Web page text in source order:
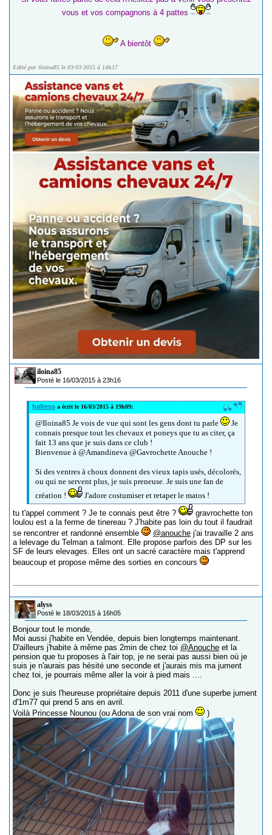
vous et vos compagnons à 4 pattes
A bientôt
Edité par iloina85 le 03-03-2015 à 14h17
iloina85
Posté le 16/03/2015 à 23h16
haltess a écrit le 16/03/2015 à 19h09:
@Iloina85 Je vois de vue qui sont les gens dont tu parle
Je
connais presque tout les chevaux et poneys que tu as citer, ça
fait 13 ans que je suis dans ce club !
Bienvenue à @Amandineva @Gavrochette Anouche !
Si des ventres à choux donnent des vieux tapis usés, décolorés,
ou qui ne servent plus, je suis preneuse. Je suis une fan de
création !
J'adore costumiser et retaper le matos !
tu t'appel comment ? Je te connais peut être ?
gravrochette ton
loulou est a la ferme de tinereau ? J'habite pas loin du tout il faudrait
se rencontrer et randonné ensemble
@anouche j'ai travaille 2 ans
a lelevage du Telman a talmont. Elle propose parfois des DP sur les
SF de leurs elevages. Elles ont un sacré caractère mais t'apprend
beaucoup et propose même des sorties en concours
alyss
Posté le 18/03/2015 à 16h05
Bonjour tout le monde,
Moi aussi j'habite en Vendée, depuis bien longtemps maintenant.
D'ailleurs j'habite à même pas 2min de chez toi @Anouche et la
pension que tu proposes à l'air top, je ne serai pas aussi bien où je
suis je n'aurais pas hésité une seconde et j'aurais mis ma jument
chez toi, je pourrais même aller la voir à pied mais ....
Donc je suis l'heureuse propriétaire depuis 2011 d'une superbe jument
d'1m77 qui prend 5 ans en avril.
Voilà Princesse Nounou (ou Adona de son vrai nom
)